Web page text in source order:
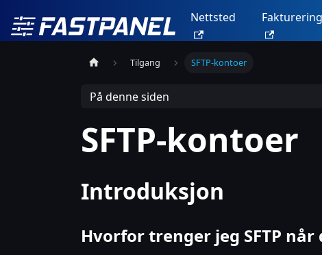
Nettsted Fakturering
Tilgang SFTP-kontoer
På denne siden
SFTP-kontoer
Introduksjon
Hvorfor trenger jeg SFTP når